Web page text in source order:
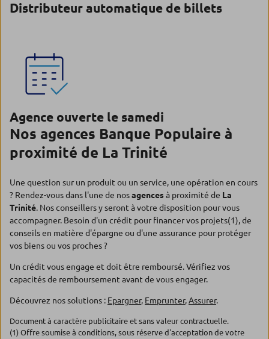
Distributeur automatique de billets
Agence ouverte le samedi
Nos agences Banque Populaire à
proximité de La Trinité
Une question sur un produit ou un service, une opération en cours
? Rendez-vous dans l'une de nosagencesà proximité de La
Trinité. Nos conseillers y seront à votre disposition pour vous
accompagner. Besoin d'un crédit pour financer vos projets(1), de
conseils en matière d'épargne ou d'une assurance pour protéger
vos biens ou vos proches ?
Un crédit vous engage et doit être remboursé. Vérifiez vos
capacités de remboursement avant de vous engager.
Découvrez nos solutions : Epargner, Emprunter,Assurer.
Document à caractère publicitaire et sans valeur contractuelle.
(1) Offre soumise à conditions, sous réserve d'acceptation de votre